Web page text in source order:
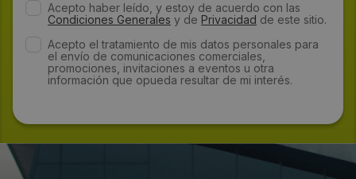
Acepto haber leído, y estoy de acuerdo con las
Condiciones Generales y de Privacidad de este sitio.
Acepto el tratamiento de mis datos personales para
el envío de comunicaciones comerciales,
promociones, invitaciones a eventos u otra
información que opueda resultar de mi interés.